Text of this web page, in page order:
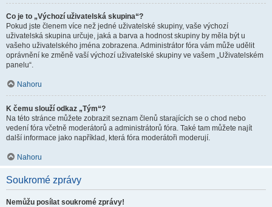
Co je to „Výchozí uživatelská skupina“?
Pokud jste členem více než jedné uživatelské skupiny, vaše výchozí
uživatelská skupina určuje, jaká a barva a hodnost skupiny by měla být u
vašeho uživatelského jména zobrazena. Administrátor fóra vám může udělit
oprávnění ke změně vaší výchozí uživatelské skupiny ve vašem „Uživatelském
panelu“.
Nahoru
K čemu slouží odkaz „Tým“?
Na této stránce můžete zobrazit seznam členů starajících se o chod nebo
vedení fóra včetně moderátorů a administrátorů fóra. Také tam můžete najít
další informace jako například, která fóra moderátoři moderují.
Nahoru
Soukromé zprávy
Nemůžu posílat soukromé zprávy!